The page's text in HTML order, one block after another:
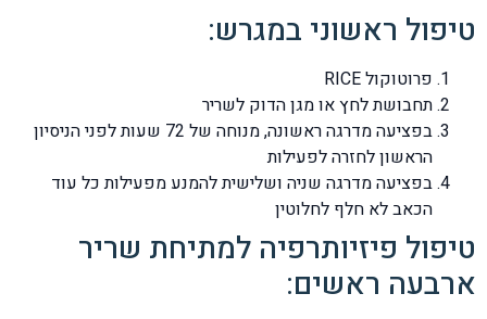
טיפול ראשוני במגרש:
פרוטוקול RICE
תחבושת לחץ או מגן הדוק לשריר
בפציעה מדרגה ראשונה, מנוחה של 72 שעות לפני הניסיון
הראשון לחזרה לפעילות
בפציעה מדרגה שניה ושלישית להמנע מפעילות כל עוד
הכאב לא חלף לחלוטין
טיפול פיזיותרפיה למתיחת שריר
ארבעה ראשים: